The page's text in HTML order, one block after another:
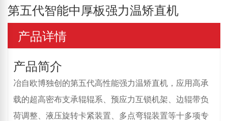
第五代智能中厚板强力温矫直机
产品详情
产品简介
冶自欧博独创的第五代高性能强力温矫直机，应用高承
载的超高密布支承辊辊系、预应力互锁机架、边辊带负
荷调整、液压旋转卡紧装置、多点弯辊装置等十多项专